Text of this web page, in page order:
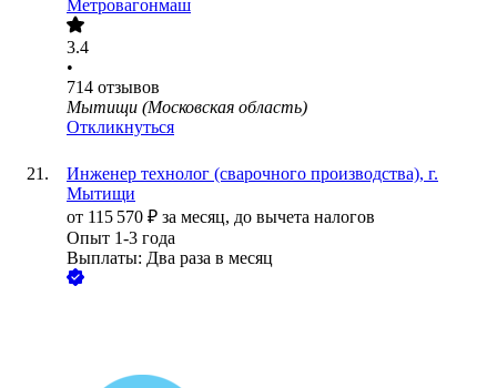
Метровагонмаш
3.4
•
714 отзывов
Мытищи (Московская область)
Откликнуться
Инженер технолог (сварочного производства), г.
Мытищи
от 115 570 ₽ за месяц, до вычета налогов
Опыт 1-3 года
Выплаты: Два раза в месяц